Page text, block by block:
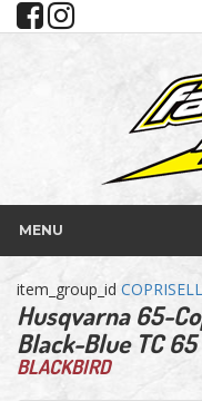
MENU
item_group_id
Husqvarna 65-
Black-Blue TC
BLACKBIRD